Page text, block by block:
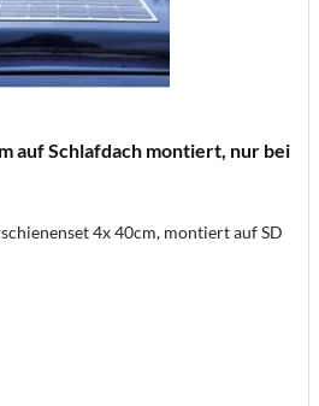
auf Schlafdach montiert, nur bei
4x 40cm, montiert auf SD